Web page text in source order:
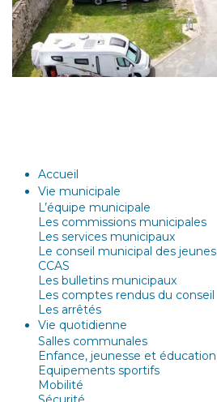
Accueil
Vie municipale
L’équipe municipale
Les commissions municipales
Les services municipaux
Le conseil municipal des jeunes
CCAS
Les bulletins municipaux
Les comptes rendus du conseil
Les arrêtés
Vie quotidienne
Salles communales
Enfance, jeunesse et éducation
Equipements sportifs
Mobilité